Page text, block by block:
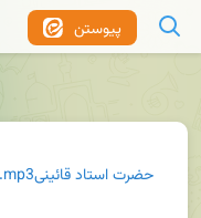
پیوستن
حضرت استاد قائینیOsul-136-1405-03-13.mp3